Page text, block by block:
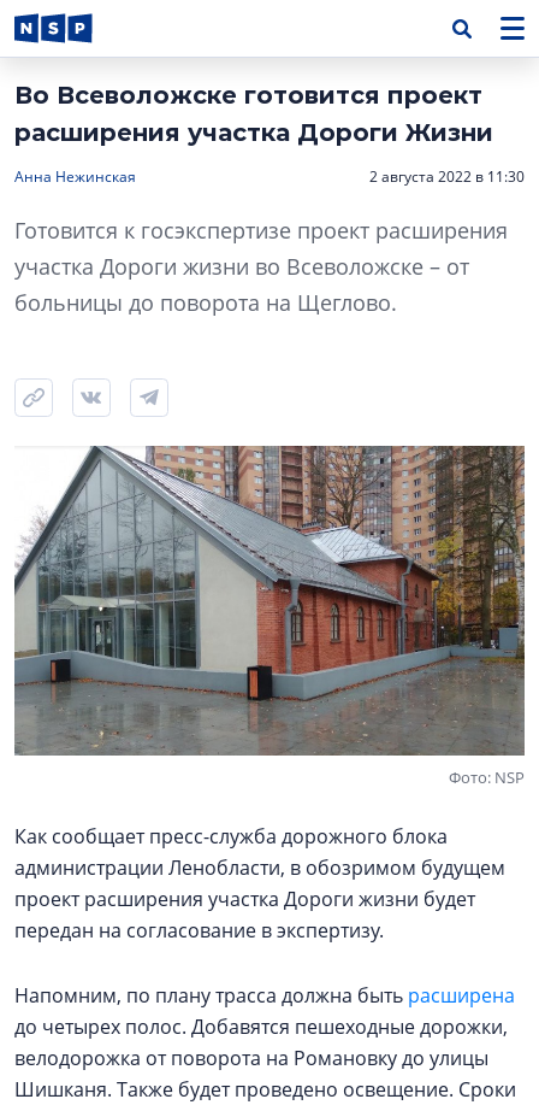
Во Всеволожске готовится проект
расширения участка Дороги Жизни
Анна Нежинская 2 августа 2022 в 11:30
Готовится к госэкспертизе проект расширения
участка Дороги жизни во Всеволожске – от
больницы до поворота на Щеглово.
Фото: NSP
Как сообщает пресс-служба дорожного блока
администрации Ленобласти, в обозримом будущем
проект расширения участка Дороги жизни будет
передан на согласование в экспертизу.
Напомним, по плану трасса должна быть расширена
до четырех полос. Добавятся пешеходные дорожки,
велодорожка от поворота на Романовку до улицы
Шишканя. Также будет проведено освещение. Сроки